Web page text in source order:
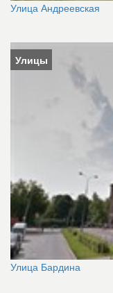
Улица Андреевская
Улицы
Улица Бардина